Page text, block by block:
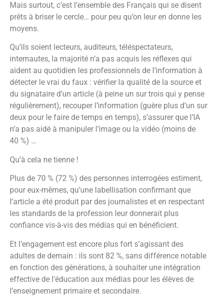
Mais surtout, c’est l’ensemble des Français qui se disent
prêts à briser le cercle… pour peu qu’on leur en donne les
moyens.
Qu’ils soient lecteurs, auditeurs, téléspectateurs,
internautes, la majorité n’a pas acquis les réflexes qui
aident au quotidien les professionnels de l’information à
détecter le vrai du faux : vérifier la qualité de la source et
du signataire d’un article (à peine un sur trois qui y pense
régulièrement), recouper l’information (guère plus d’un sur
deux pour le faire de temps en temps), s’assurer que l’IA
n’a pas aidé à manipuler l’image ou la vidéo (moins de
40 %) …
Qu’à cela ne tienne !
Plus de 70 % (72 %) des personnes interrogées estiment,
pour eux-mêmes, qu’une labellisation confirmant que
l’article a été produit par des journalistes et en respectant
les standards de la profession leur donnerait plus
confiance vis-à-vis des médias qui en bénéficient.
Et l’engagement est encore plus fort s’agissant des
adultes de demain : ils sont 82 %, sans différence notable
en fonction des générations, à souhaiter une intégration
effective de l’éducation aux médias pour les élèves de
l’enseignement primaire et secondaire.